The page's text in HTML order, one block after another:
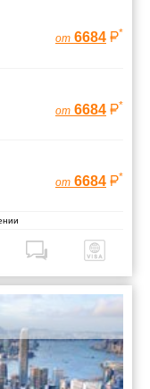
от 6684 *
от 6684 *
от 6684 *